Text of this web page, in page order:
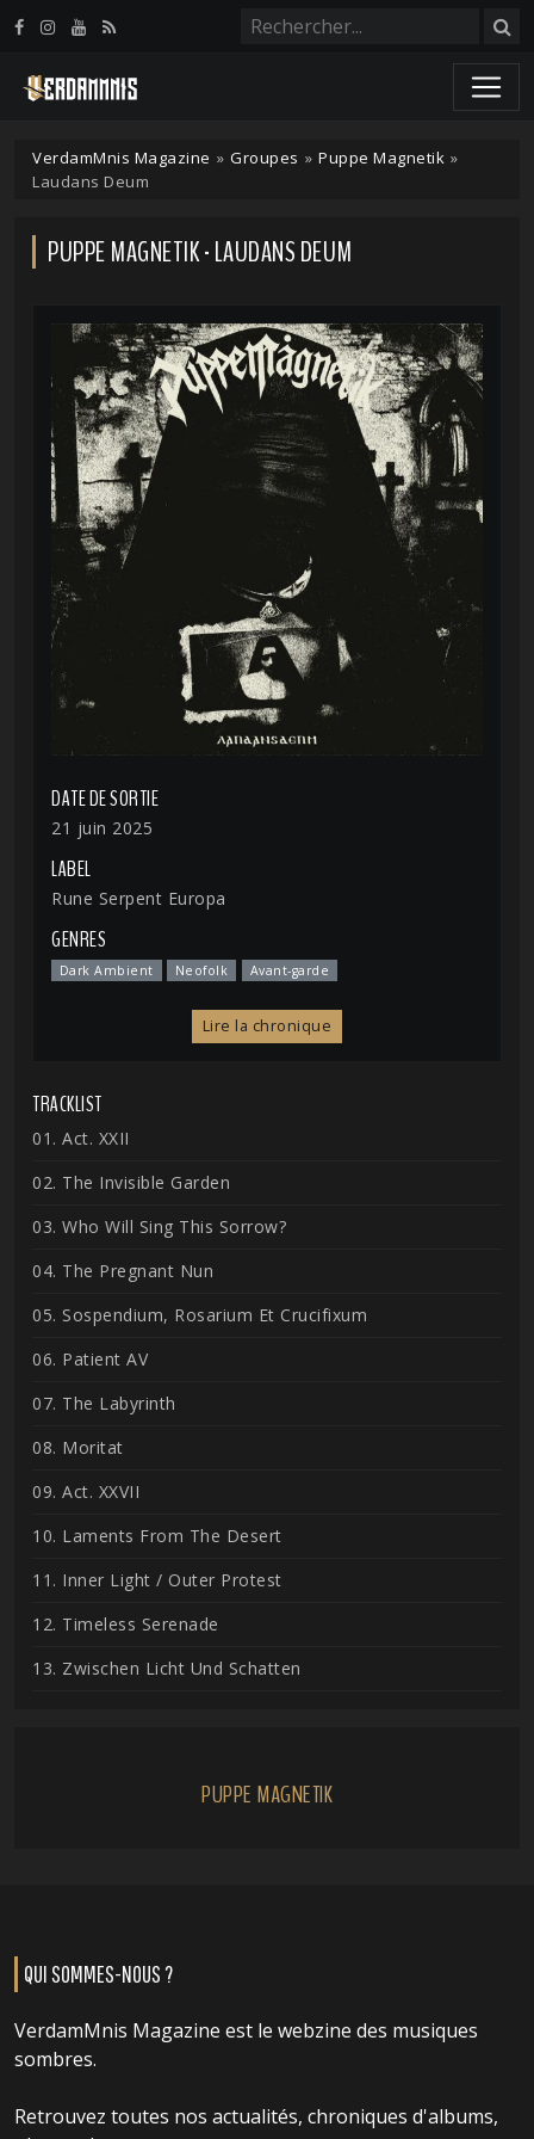
VerdamMnis Magazine » Groupes » Puppe Magnetik »
Laudans Deum
PUPPE MAGNETIK - LAUDANS DEUM
DATE DE SORTIE
21 juin 2025
LABEL
Rune Serpent Europa
GENRES
Dark Ambient Neofolk Avant-garde
Lire la chronique
TRACKLIST
01. Act. XXII
02. The Invisible Garden
03. Who Will Sing This Sorrow?
04. The Pregnant Nun
05. Sospendium, Rosarium Et Crucifixum
06. Patient AV
07. The Labyrinth
08. Moritat
09. Act. XXVII
10. Laments From The Desert
11. Inner Light / Outer Protest
12. Timeless Serenade
13. Zwischen Licht Und Schatten
PUPPE MAGNETIK
QUI SOMMES-NOUS ?
VerdamMnis Magazine est le webzine des musiques
sombres.
Retrouvez toutes nos actualités, chroniques d'albums,
Panneau de gestion des cookies